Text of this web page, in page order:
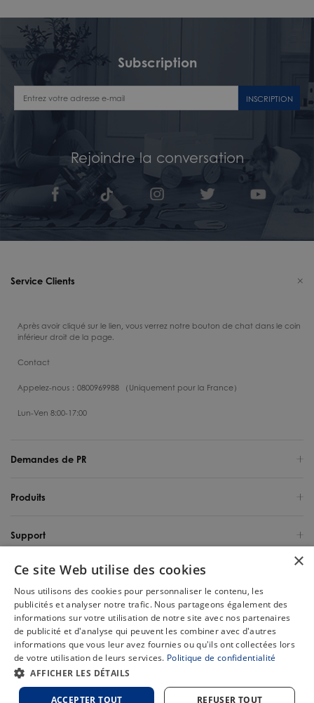
Subscription
INSCRIPTION
Rejoindre la conversation
Service Clients
Après avoir cliqué sur le lien, vous verrez notre bouton de chat dans le coin
inférieur droit de la page.
Contact
Appelez-nous：0800969988 （Uniquement pour la France）
Lun-Ven 8:00-17:00
Demandes de PR
Produits
Support
Qui sommes-nous
France / Français
Copyright 2025 Tineco Intelligent Germany GmbH. Tous les droits sont
réservés.
site
cookies
×
Ce site Web utilise des cookies
Nous utilisons des cookies pour personnaliser le contenu, les
publicités et analyser notre trafic. Nous partageons également des
informations sur votre utilisation de notre site avec nos partenaires
de publicité et d'analyse qui peuvent les combiner avec d'autres
informations que vous leur avez fournies ou qu'ils ont collectées lors
de votre utilisation de leurs services. Politique de confidentialité
AFFICHER LES DÉTAILS
ACCEPTER TOUT REFUSER TOUT